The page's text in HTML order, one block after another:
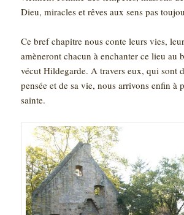
Dieu, miracles et rêves aux sens pas
Ce bref chapitre nous conte leurs vies,
amèneront chacun à enchanter ce lieu au
vécut Hildegarde. A travers eux, qui sont
pensée et de sa vie, nous arrivons enfin à
sainte.